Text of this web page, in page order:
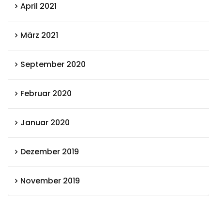
April 2021
März 2021
September 2020
Februar 2020
Januar 2020
Dezember 2019
November 2019